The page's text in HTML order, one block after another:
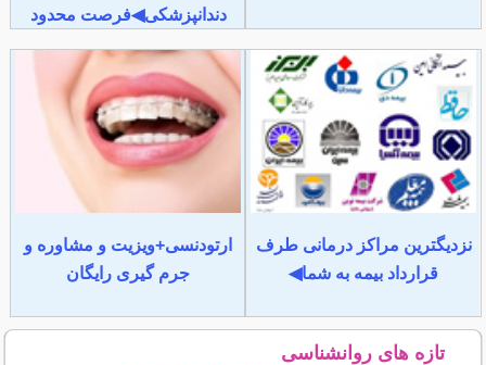
دندانپزشکی◀فرصت محدود
نزدیگترین مراکز درمانی طرف
قرارداد بیمه به شما◀
ارتودنسی+ویزیت و مشاوره و
جرم گیری رایگان
تازه های روانشناسی